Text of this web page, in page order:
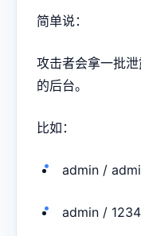
简单说：
攻击者会拿一批
的后台。
比如：
admin /
admin /